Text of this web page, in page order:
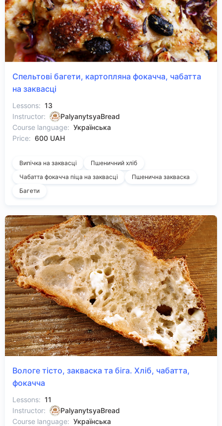
Спельтові багети, картопляна фокачча, чабатта
на заквасці
Lessons: 13
Instructor:
PalyanytsyaBread
Course language: Українська
Price: 600 UAH
Випічка на заквасці
Пшеничний хліб
Чабатта фокачча піца на заквасці
Пшенична закваска
Багети
Вологе тісто, закваска та біга. Хліб, чабатта,
фокачча
Lessons: 11
Instructor:
PalyanytsyaBread
Course language: Українська